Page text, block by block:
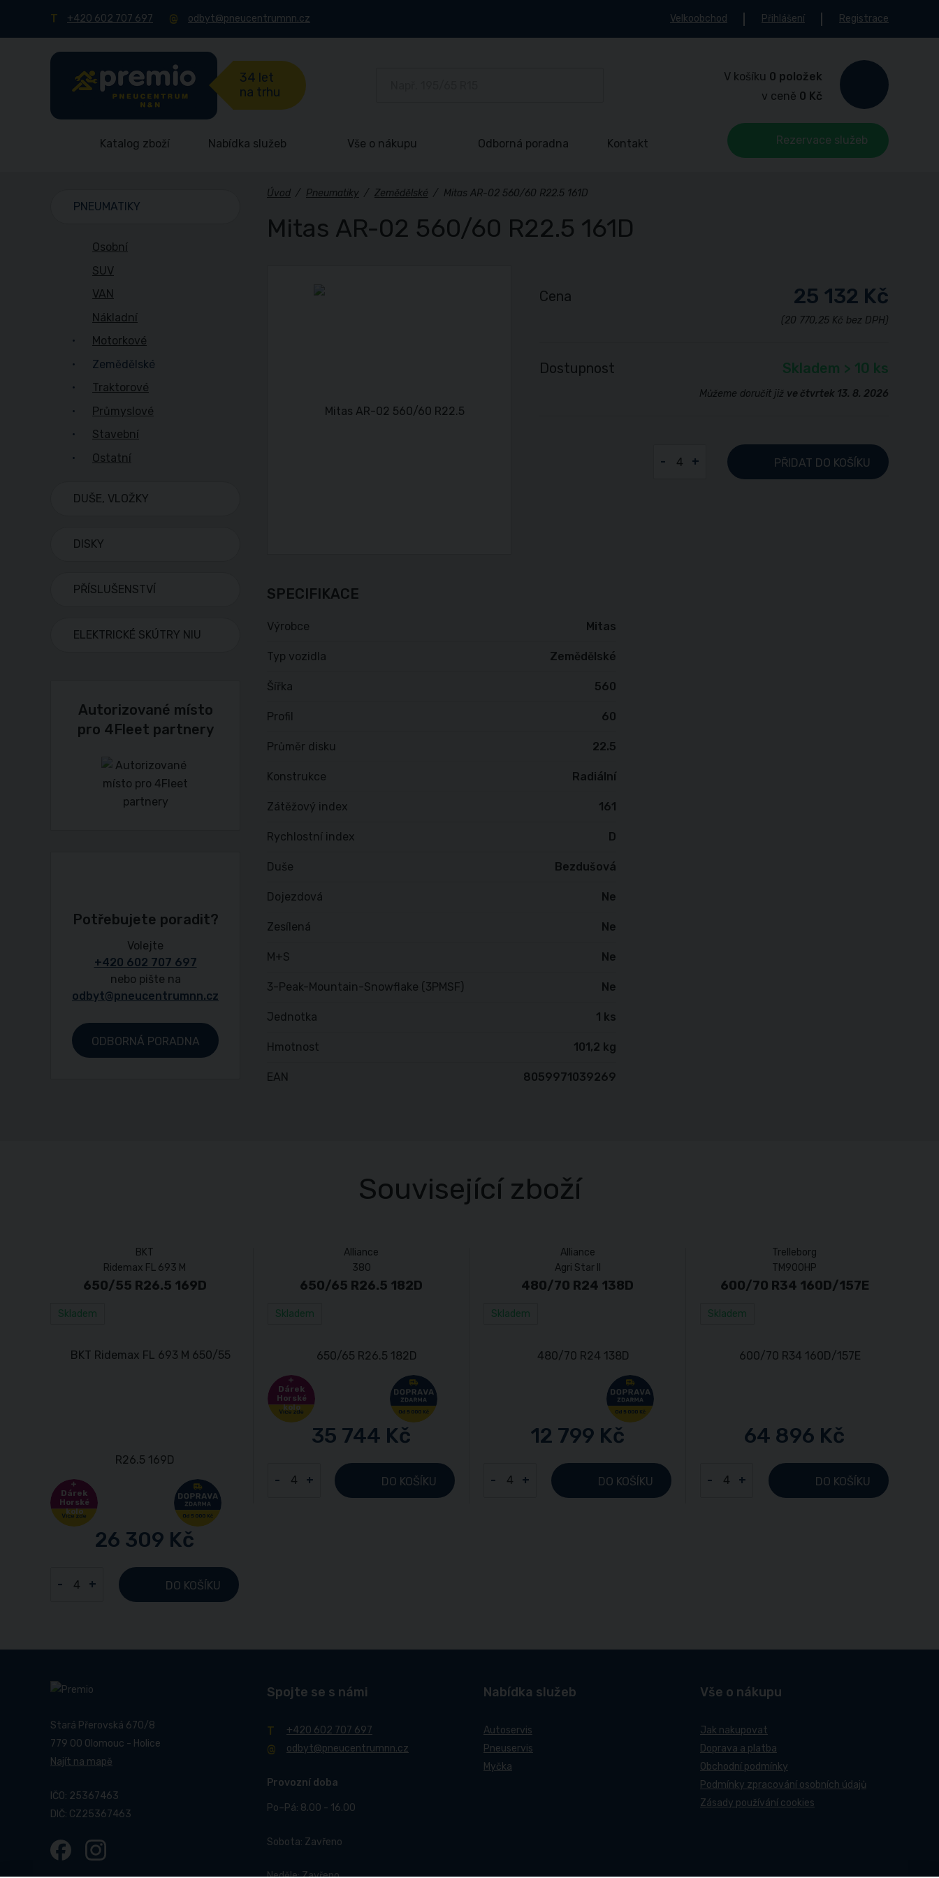
+420 602 707 697 odbyt@pneucentrumnn.cz Velkoobchod Přihlášení Registrace
34 let
na trhu
V košíku 0 položek
v ceně 0 Kč
Katalog zboží Nabídka služeb Vše o nákupu Odborná poradna Kontakt Rezervace služeb
Úvod / Pneumatiky / Zemědělské / Mitas AR-02 560/60 R22.5 161D
Mitas AR-02 560/60 R22.5 161D
Cena 25 132 Kč
(20 770,25 Kč bez DPH)
Dostupnost Skladem > 10 ks
Můžeme doručit již ve čtvrtek 13. 8. 2026
- + PŘIDAT DO KOŠÍKU
SPECIFIKACE
Výrobce Mitas
Typ vozidla Zemědělské
Šířka 560
Profil 60
Průměr disku 22.5
Konstrukce Radiální
Zátěžový index 161
Rychlostní index D
Duše Bezdušová
Dojezdová Ne
Zesílená Ne
M+S Ne
3-Peak-Mountain-Snowflake (3PMSF) Ne
Jednotka 1 ks
Hmotnost 101,2 kg
EAN 8059971039269
PNEUMATIKY
Osobní
SUV
VAN
Nákladní
Motorkové
Zemědělské
Traktorové
Průmyslové
Stavební
Ostatní
DUŠE, VLOŽKY
DISKY
PŘÍSLUŠENSTVÍ
ELEKTRICKÉ SKÚTRY NIU
Autorizované místo
pro 4Fleet partnery
Potřebujete poradit?
Volejte
+420 602 707 697
nebo pište na
odbyt@pneucentrumnn.cz
ODBORNÁ PORADNA
Související zboží
BKT
Ridemax FL 693 M
650/55 R26.5 169D
Skladem
Dárek
Horské
kolo
26 309 Kč
- + DO KOŠÍKU
Alliance
380
650/65 R26.5 182D
Skladem
Dárek
Horské
kolo
35 744 Kč
- + DO KOŠÍKU
Alliance
Agri Star II
480/70 R24 138D
Skladem
12 799 Kč
- + DO KOŠÍKU
Trelleborg
TM900HP
600/70 R34 160D/157E
Skladem
64 896 Kč
- + DO KOŠÍKU
Stará Přerovská 670/8
779 00 Olomouc - Holice
Najít na mapě
IČO: 25367463
DIČ: CZ25367463
Spojte se s námi
+420 602 707 697
odbyt@pneucentrumnn.cz
Provozní doba
Po–Pá: 8.00 - 16.00
Sobota: Zavřeno
Nabídka služeb
Autoservis
Pneuservis
Myčka
Vše o nákupu
Jak nakupovat
Doprava a platba
Obchodní podmínky
Podmínky zpracování osobních údajů
Zásady používání cookies